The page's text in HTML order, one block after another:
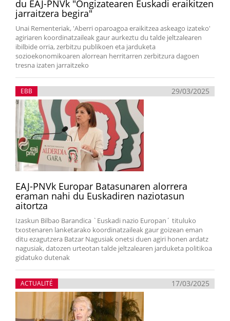
du EAJ-PNVk "Ongizatearen Euskadi eraikitzen
jarraitzera begira"
Unai Rementeriak, 'Aberri oparoagoa eraikitzea askeago izateko'
agiriaren koordinatzaileak gaur aurkeztu du talde jeltzalearen
ibilbide orria, zerbitzu publikoen eta jarduketa
sozioekonomikoaren alorrean herritarren zerbitzura dagoen
tresna izaten jarraitzeko
EBB 29/03/2025
EAJ-PNVk Europar Batasunaren alorrera
eraman nahi du Euskadiren naziotasun
aitortza
Izaskun Bilbao Barandica `Euskadi nazio Europan´ tituluko
txostenaren lanketarako koordinatzaileak gaur goizean eman
ditu ezagutzera Batzar Nagusiak onetsi duen agiri honen ardatz
nagusiak, datozen urteotan talde jeltzalearen jarduketa politikoa
gidatuko dutenak
ACTUALITÉ 17/03/2025